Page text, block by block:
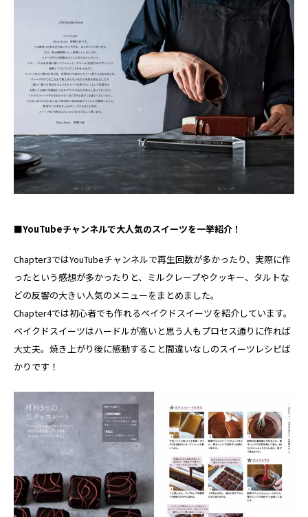
■YouTubeチャンネルで大人気のスイーツを一挙紹介！
Chapter3ではYouTubeチャンネルで再生回数が多かったり、実際に作
ったという感想が多かったりと、ミルクレープやクッキー、タルトな
どの反響の大きい人気のメニューをまとめました。
Chapter4では初心者でも作れるベイクドスイーツを紹介しています。
ベイクドスイーツはハードルが高いと思う人もプロセス通りに作れば
大丈夫。焼き上がり後に感動すること間違いなしのスイーツレシピば
かりです！